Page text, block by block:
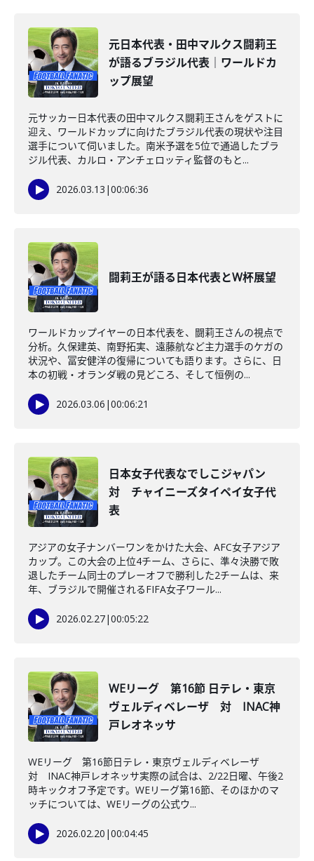
元日本代表・田中マルクス闘莉王
が語るブラジル代表｜ワールドカ
ップ展望
元サッカー日本代表の田中マルクス闘莉王さんをゲストに
迎え、ワールドカップに向けたブラジル代表の現状や注目
選手について伺いました。南米予選を5位で通過したブラ
ジル代表、カルロ・アンチェロッティ監督のもと...
2026.03.13 |00:06:36
闘莉王が語る日本代表とW杯展望
ワールドカップイヤーの日本代表を、闘莉王さんの視点で
分析。久保建英、南野拓実、遠藤航など主力選手のケガの
状況や、冨安健洋の復帰についても語ります。さらに、日
本の初戦・オランダ戦の見どころ、そして恒例の...
2026.03.06 |00:06:21
日本女子代表なでしこジャパン
対 チャイニーズタイペイ女子代
表
アジアの女子ナンバーワンをかけた大会、AFC女子アジア
カップ。この大会の上位4チーム、さらに、準々決勝で敗
退したチーム同士のプレーオフで勝利した2チームは、来
年、ブラジルで開催されるFIFA女子ワール...
2026.02.27|00:05:22
WEリーグ 第16節 日テレ・東京
ヴェルディベレーザ 対 INAC神
戸レオネッサ
WEリーグ 第16節日テレ・東京ヴェルディベレーザ
対 INAC神戸レオネッサ実際の試合は、2/22日曜、午後2
時キックオフ予定です。WEリーグ第16節、そのほかのマ
ッチについては、WEリーグの公式ウ...
2026.02.20 |00:04:45